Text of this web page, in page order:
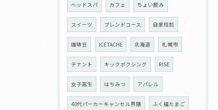
ヘッドスパ カフェ ちょい飲み
スイーツ ブレンドコース 自家焙煎
珈琲豆 ICETACHE 北海道 札幌市
テナント キックボクシング RISE
女子高生 はちみつ アパレル
40代パーカーキャンセル界隈 ふく福たまご